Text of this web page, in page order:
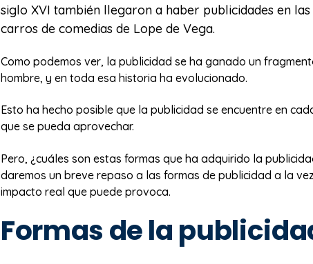
siglo XVI también llegaron a haber publicidades en las
carros de comedias de Lope de Vega.
Como podemos ver, la publicidad se ha ganado un
hombre, y en toda esa historia ha evolucionado.
Esto ha hecho posible que la publicidad se encuentre en
que se pueda aprovechar.
Pero, ¿cuáles son estas formas que ha adquirido la
daremos un breve repaso a las formas de publicidad a la
impacto real que puede provoca.
Formas de la